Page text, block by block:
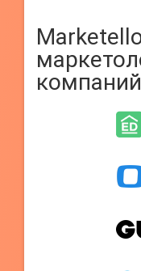
компаний